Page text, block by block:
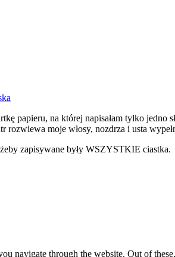
papieru, na której napisałam tylko
moje włosy, nozdrza i usta
zapisywane były WSZYSTKIE ciastka.
navigate through the website. Out of